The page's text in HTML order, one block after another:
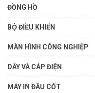
ĐỒNG HỒ
BỘ ĐIỀU KHIỂN
MÀN HÌNH CÔNG NGHIỆP
DÂY VÀ CÁP ĐIỆN
MÁY IN ĐẦU CỐT